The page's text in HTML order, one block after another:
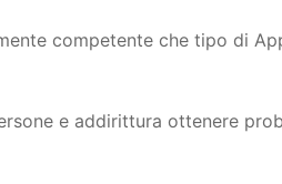
competente che tipo di
e addirittura ottenere